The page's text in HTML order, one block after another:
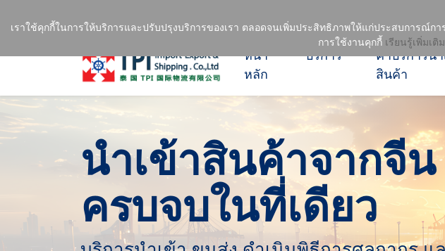
หน้า
หลัก
บริการ
ค่าบริการนำ
สินค้า
นำเข้าสินค้าจากจีน
ครบจบในที่เดียว
เราใช้คุกกี้ในการให้บริการและปรับปรุงบริการของเรา ตลอดจนเพิ่มประสิทธิภาพให้แก่ประสบการณ์
การใช้งานคุกกี้ เรียนรู้เพิ่มเติ